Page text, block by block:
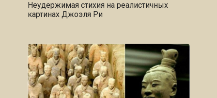
Неудержимая стихия на реалистичных
картинах Джоэля Ри